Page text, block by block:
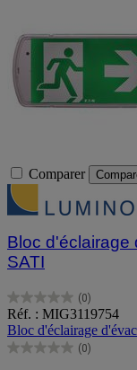
Comparer
Bloc d'éclairage
SATI
(0)
0.0
sur
5
étoiles.
Réf. : MIG3119754
Bloc d'éclairage
(0)
0.0